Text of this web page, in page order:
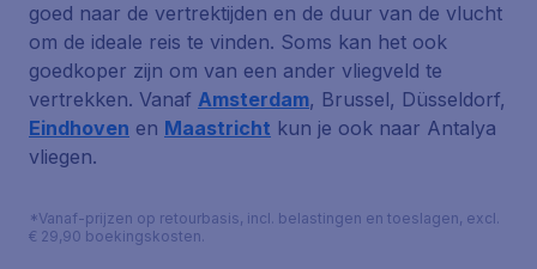
goed naar de vertrektijden en de duur van de vlucht
om de ideale reis te vinden. Soms kan het ook
goedkoper zijn om van een ander vliegveld te
vertrekken. Vanaf Amsterdam, Brussel, Düsseldorf,
Eindhoven en Maastricht kun je ook naar Antalya
vliegen.
*Vanaf-prijzen op retourbasis, incl. belastingen en toeslagen, excl.
€ 29,90 boekingskosten.